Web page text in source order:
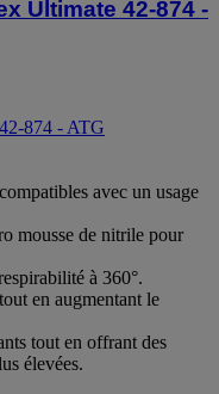
Ultimate 42-874 -
874 - ATG
avec un usage
mousse de nitrile pour
à 360°.
en augmentant le
tout en offrant des
élevées.